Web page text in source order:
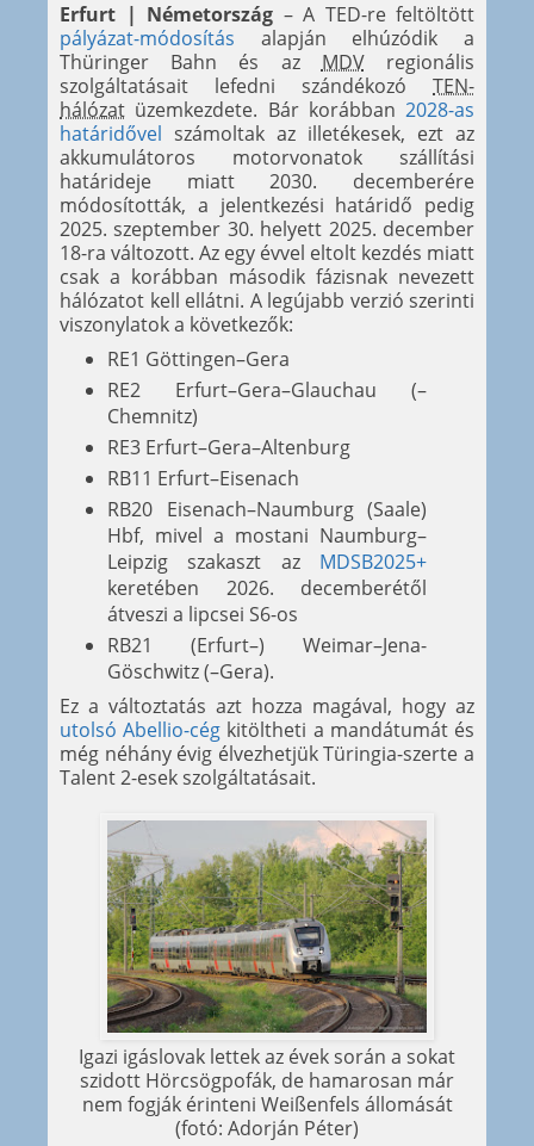
Erfurt | Németország – A TED-re feltöltött
pályázat-módosítás alapján elhúzódik a
Thüringer Bahn és az MDVregionális
szolgáltatásait lefedni szándékozó TEN-
hálózat üzemkezdete. Bár korábban 2028-as
határidővel számoltak az illetékesek, ezt az
akkumulátoros motorvonatok szállítási
határideje miatt 2030. decemberére
módosították, a jelentkezési határidő pedig
2025. szeptember 30. helyett 2025. december
18-ra változott. Az egy évvel eltolt kezdés miatt
csak a korábban második fázisnak nevezett
hálózatot kell ellátni. A legújabb verzió szerinti
viszonylatok a következők:
RE1 Göttingen–Gera
RE2 Erfurt–Gera–Glauchau (–
Chemnitz)
RE3 Erfurt–Gera–Altenburg
RB11 Erfurt–Eisenach
RB20 Eisenach–Naumburg (Saale)
Hbf, mivel a mostani Naumburg–
Leipzig szakaszt az MDSB2025+
keretében 2026. decemberétől
átveszi a lipcsei S6-os
RB21 (Erfurt–) Weimar–Jena-
Göschwitz (–Gera).
Ez a változtatás azt hozza magával, hogy az
utolsó Abellio-cég kitöltheti a mandátumát és
még néhány évig élvezhetjük Türingia-szerte a
Talent 2-esek szolgáltatásait.
Igazi igáslovak lettek az évek során a sokat
szidott Hörcsögpofák, de hamarosan már
nem fogják érinteni Weißenfels állomását
(fotó: Adorján Péter)